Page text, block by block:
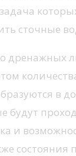
сточные
дренажных
в
будут
и